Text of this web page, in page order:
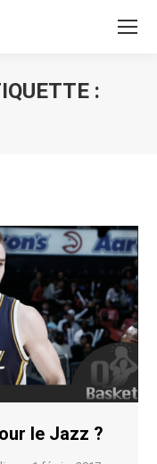
:
le Jazz ?